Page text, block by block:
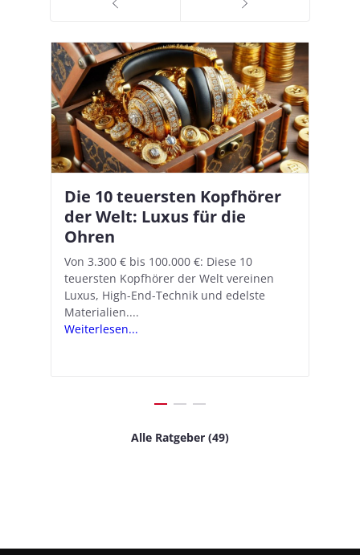
Die 10 teuersten Kopfhörer
der Welt: Luxus für die
Ohren
Von 3.300 € bis 100.000 €: Diese 10
teuersten Kopfhörer der Welt vereinen
Luxus, High-End-Technik und edelste
Materialien....
Weiterlesen...
Apple AirPods Pro 2 und iOS
18.1: So richtet ihr das neue
Hörgeräte-Feature ein
Mit iOS 18.1 und den AirPods Pro 2
verwandelt Apple seine In-Ear-Kopfhörer
in kostengünstige Hörhilfen. In wenigen
Schritten...
Weiterlesen...
Alle Ratgeber (49)